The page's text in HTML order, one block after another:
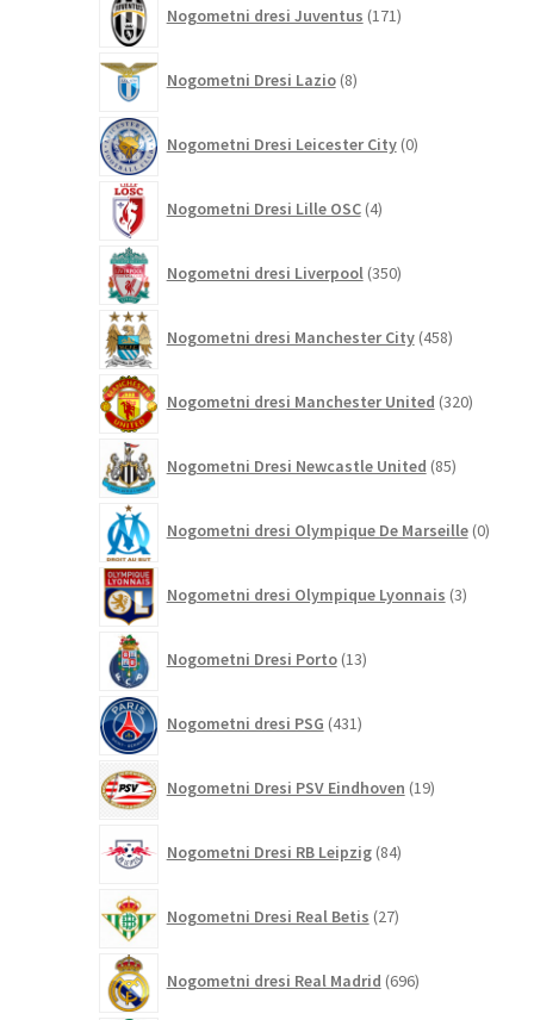
Nogometni dresi Juventus 171izdelkov
Nogometni Dresi Lazio 8izdelkov
Nogometni Dresi Leicester City 0izdelkov
Nogometni Dresi Lille OSC 4izdelki
Nogometni dresi Liverpool 350izdelkov
Nogometni dresi Manchester City 458izdelkov
Nogometni dresi Manchester United 320izdelkov
Nogometni Dresi Newcastle United 85izdelkov
Nogometni dresi Olympique De Marseille 0
Nogometni dresi Olympique Lyonnais 3izdelki
Nogometni Dresi Porto 13izdelkov
Nogometni dresi PSG 431izdelkov
Nogometni Dresi PSV Eindhoven 19izdelkov
Nogometni Dresi RB Leipzig 84izdelkov
Nogometni Dresi Real Betis 27izdelkov
Nogometni dresi Real Madrid 696izdelkov